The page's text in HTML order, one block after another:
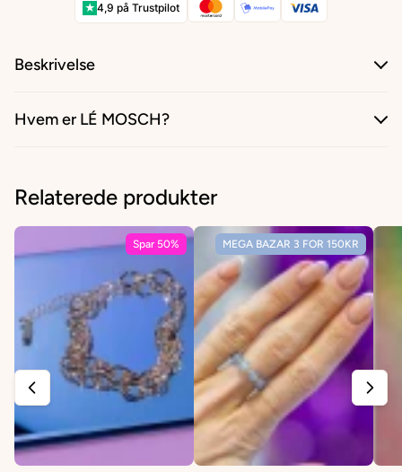
★ 4,9 på Trustpilot
Beskrivelse
Hvem er LÉ MOSCH?
Relaterede produkter
Spar 50% MEGA BAZAR 3 FOR 150KR